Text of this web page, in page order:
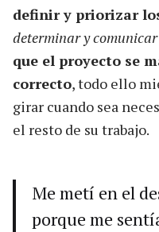
definir y priorizar
determinar y
que el proyecto se
correcto, todo ello
girar cuando sea
el resto de su trabajo.
Me metí en el
porque me